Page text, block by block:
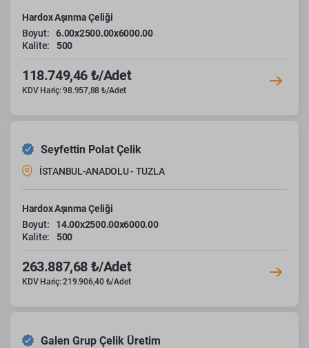
Hardox Aşınma Çeliği
Boyut:
6.00x2500.00x6000.00
Kalite:
500
118.749,46 ₺/Adet
KDV Hariç: 98.957,88 ₺/Adet
Seyfettin Polat Çelik
İSTANBUL-ANADOLU - TUZLA
Hardox Aşınma Çeliği
Boyut:
14.00x2500.00x6000.00
Kalite:
500
263.887,68 ₺/Adet
KDV Hariç: 219.906,40 ₺/Adet
Galen Grup Çelik Üretim